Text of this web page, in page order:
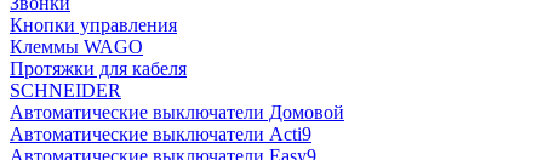
Кнопки управления
Клеммы WAGO
Протяжки для кабеля
SCHNEIDER
Автоматические выключатели Домовой
Автоматические выключатели Acti9
Автоматические выключатели Easy9